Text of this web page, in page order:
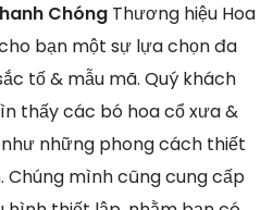
Chóng Thương hiệu Hoa
bạn một sự lựa chọn đa
tố & mẫu mã. Quý khách
thấy các bó hoa cổ xưa &
những phong cách thiết
Chúng mình cũng cung cấp